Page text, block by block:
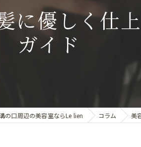
に優しく仕
ガイド
の口周辺の美容室ならLe lien コラム 美